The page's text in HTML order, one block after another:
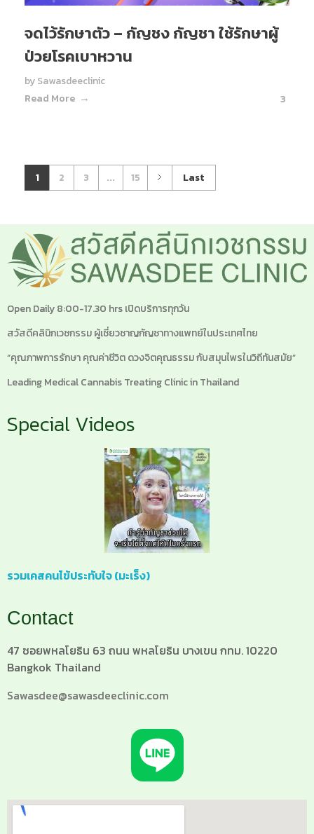
จดไว้รักษาตัว – กัญชง กัญชา ใช้รักษาผู้
ป่วยโรคเบาหวาน
bySawasdeeclinic
Read More
3
1 2 3 ... 15 Last
Open Daily 8:00-17.30 hrs เปิดบริการทุกวัน
สวัสดีคลินิกเวชกรรม ผู้เชี่ยวชาญกัญชาทางแพทย์ในประเทศไทย
“คุณภาพการรักษา คุณค่าชีวิต ดวงจิตคุณธรรม กับสมุนไพรในวิถีทันสมัย”
Leading Medical Cannabis Treating Clinic in Thailand
Special Videos
รวมเคสคนไข้ประทับใจ (มะเร็ง)
Contact
47 ซอยพหลโยธิน 63 ถนน พหลโยธิน บางเขน กทม. 10220
Bangkok Thailand
Sawasdee@sawasdeeclinic.com